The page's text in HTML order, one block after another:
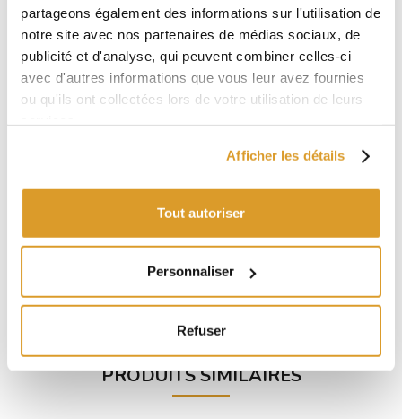
partageons également des informations sur l'utilisation de
notre site avec nos partenaires de médias sociaux, de
publicité et d'analyse, qui peuvent combiner celles-ci
avec d'autres informations que vous leur avez fournies
ou qu'ils ont collectées lors de votre utilisation de leurs
Afficher les détails
Tout autoriser
Personnaliser
Refuser
€ 20,41
PRODUITS SIMILAIRES